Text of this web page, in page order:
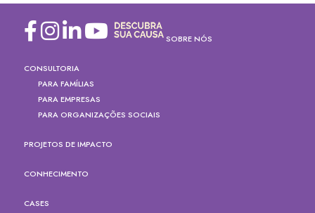
SOBRE NÓS
CONSULTORIA
PARA FAMÍLIAS
PARA EMPRESAS
PARA ORGANIZAÇÕES SOCIAIS
PROJETOS DE IMPACTO
CONHECIMENTO
CASES